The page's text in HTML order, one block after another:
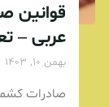
قوانین
عربی –
بهمن 10, 1403
صادرات